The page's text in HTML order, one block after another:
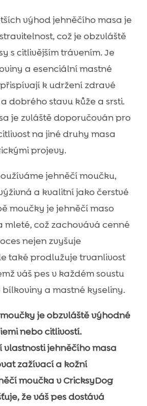
výhod jehněčího masa je
což je obzvláště
s citlivějším trávením. Je
a esenciální mastné
k udržení zdravé
dobrého stavu kůže a srsti.
je zvláště doporučován pro
na jiné druhy masa
projevy.
jehněčí moučku,
a kvalitní jako čerstvé
moučky je jehněčí maso
mleté, což zachovává cenné
nejen zvyšuje
také prodlužuje trvanlivost
váš pes v každém soustu
a mastné kyseliny.
je obzvláště výhodné
nebo citlivostí.
jehněčího masa
zažívací a kožní
moučka v CricksyDog
že váš pes dostává